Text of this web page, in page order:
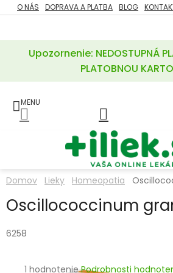
Prejsť
na
Upozornenie: NEDOSTUPNÁ
PLATOBNOU
O NÁS DOPRAVA A PLATBA BLOG
ZĽAVY
POTREBY
A
LIEKY
A
MINERÁLY
Domov Lieky Homeopatia
Oscillococcinum
6258
Priemerné
1 hodnotenie Podrobnosti